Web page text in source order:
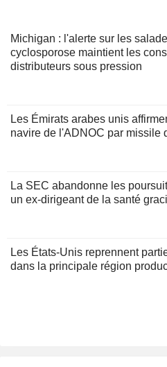
Michigan : l'alerte sur les
cyclosporose maintient les
distributeurs sous pression
Les Émirats arabes unis
navire de l'ADNOC par missile
La SEC abandonne les
un ex-dirigeant de la santé
Les États-Unis reprennent
dans la principale région